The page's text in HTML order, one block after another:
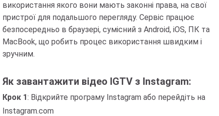
використання якого вони мають законні права, на свої
пристрої для подальшого перегляду. Сервіс працює
безпосередньо в браузері, сумісний з Android, iOS, ПК та
MacBook, що робить процес використання швидким і
зручним.
Як завантажити відео IGTV з Instagram:
Крок 1: Відкрийте програму Instagram або перейдіть на
Instagram.com